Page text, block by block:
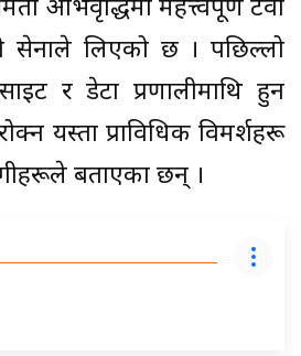
अभिवृद्धिमा महत्त्वपूर्ण टेवा
सेनाले लिएको छ । पछिल्लो
र डेटा प्रणालीमाथि हुन
यस्ता प्राविधिक विमर्शहरू
बताएका छन् ।